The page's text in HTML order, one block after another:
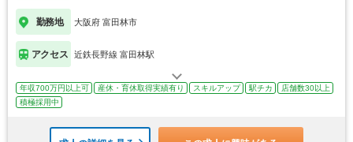
勤務地 大阪府 富田林市
アクセス 近鉄長野線 富田林駅
年収700万円以上可 産休・育休取得実績有り スキルアップ 駅チカ
店舗数30以上
積極採用中